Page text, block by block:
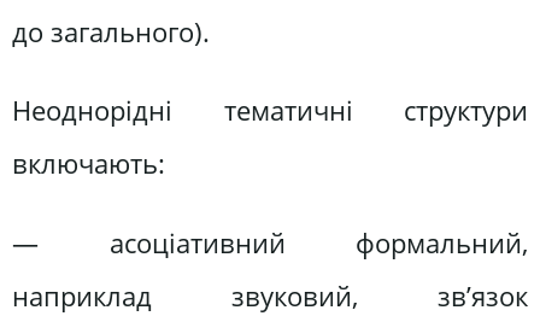
до загального).
Неоднорідні тематичні структури
включають:
— асоціативний формальний,
наприклад звуковий, зв’язок